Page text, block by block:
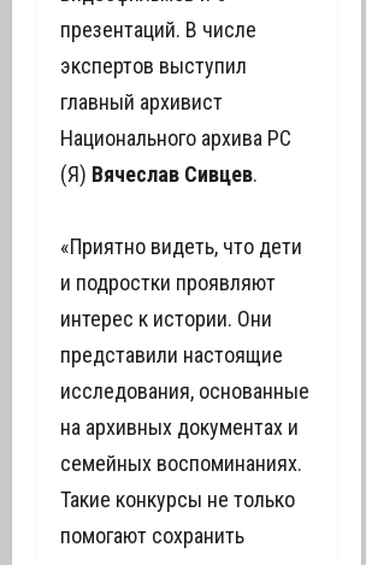
презентаций. В числе
экспертов выступил
главный архивист
Национального архива РС
(Я) Вячеслав Сивцев.
«Приятно видеть, что дети
и подростки проявляют
интерес к истории. Они
представили настоящие
исследования, основанные
на архивных документах и
семейных воспоминаниях.
Такие конкурсы не только
помогают сохранить